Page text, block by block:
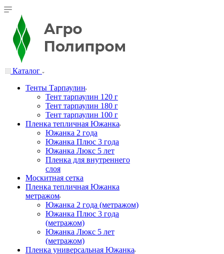
Каталог
Тенты Тарпаулин
Тент тарпаулин 120 г
Тент тарпаулин 180 г
Тент тарпаулин 100 г
Пленка тепличная Южанка
Южанка 2 года
Южанка Плюс 3 года
Южанка Люкс 5 лет
Пленка для внутреннего
слоя
Москитная сетка
Пленка тепличная Южанка
метражом
Южанка 2 года (метражом)
Южанка Плюс 3 года
(метражом)
Южанка Люкс 5 лет
(метражом)
Пленка универсальная Южанка